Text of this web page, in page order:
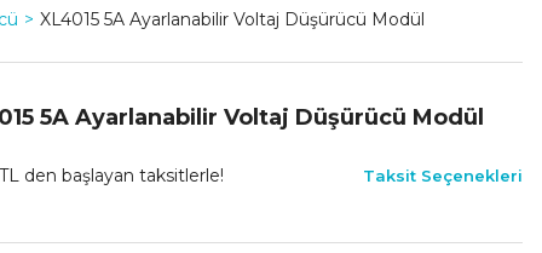
XL4015 5A Ayarlanabilir Voltaj Düşürücü Modül
5A Ayarlanabilir Voltaj Düşürücü Modül
den başlayan taksitlerle! Taksit Seçenekleri